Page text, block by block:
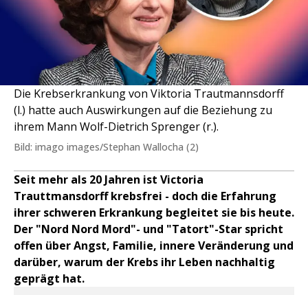
Die Krebserkrankung von Viktoria Trautmannsdorff
(l.) hatte auch Auswirkungen auf die Beziehung zu
ihrem Mann Wolf-Dietrich Sprenger (r.).
Bild: imago images/Stephan Wallocha (2)
Seit mehr als 20 Jahren ist Victoria
Trauttmansdorff krebsfrei - doch die Erfahrung
ihrer schweren Erkrankung begleitet sie bis heute.
Der "Nord Nord Mord"- und "Tatort"-Star spricht
offen über Angst, Familie, innere Veränderung und
darüber, warum der Krebs ihr Leben nachhaltig
geprägt hat.